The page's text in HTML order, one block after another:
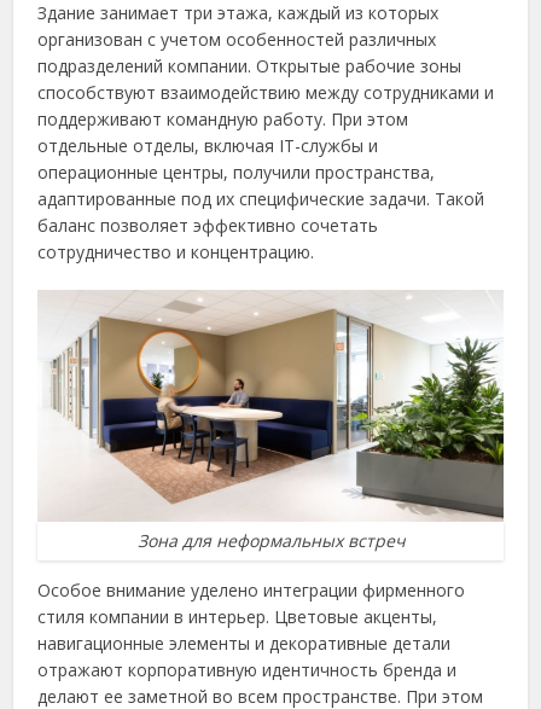
Здание занимает три этажа, каждый из которых
организован с учетом особенностей различных
подразделений компании. Открытые рабочие зоны
способствуют взаимодействию между сотрудниками и
поддерживают командную работу. При этом
отдельные отделы, включая IT-службы и
операционные центры, получили пространства,
адаптированные под их специфические задачи. Такой
баланс позволяет эффективно сочетать
сотрудничество и концентрацию.
Зона для неформальных встреч
Особое внимание уделено интеграции фирменного
стиля компании в интерьер. Цветовые акценты,
навигационные элементы и декоративные детали
отражают корпоративную идентичность бренда и
делают ее заметной во всем пространстве. При этом